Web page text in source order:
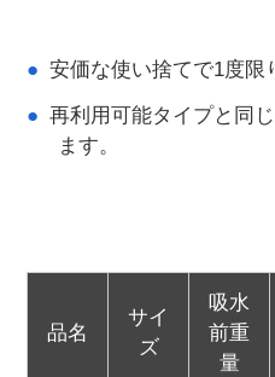
安価な使い捨てで1度限
再利用可能タイプと同
ます。
品名
サイ
ズ
吸水
前重
量